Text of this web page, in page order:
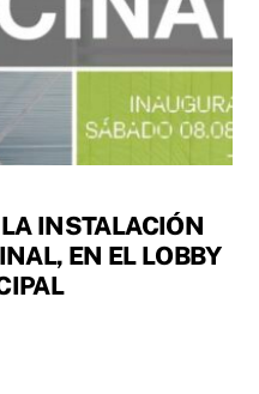
INSTALACIÓN
EN EL LOBBY